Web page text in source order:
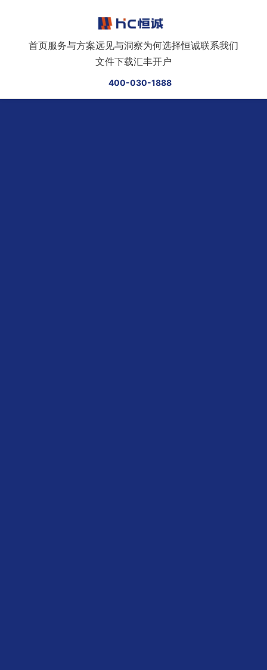
首页服务与方案远见与洞察为何选择恒诚联系我们
文件下载汇丰开户
400-030-1888